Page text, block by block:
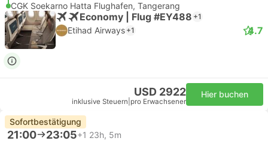
CGK Soekarno Hatta Flughafen, Tangerang
Economy | Flug #EY488 +1
Etihad Airways +1 4.7
USD 2922
inklusive Steuern pro Erwachsener
Hier buchen
Sofortbestätigung
21:00 23:05+1 23h, 5m